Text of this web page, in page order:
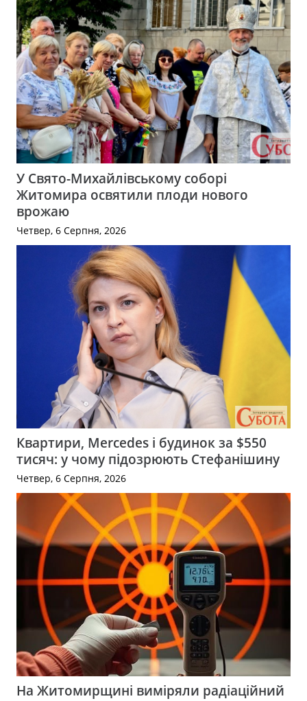
У Свято-Михайлівському соборі
Житомира освятили плоди нового
врожаю
Четвер, 6 Серпня, 2026
Квартири, Mercedes і будинок за $550
тисяч: у чому підозрюють Стефанішину
Четвер, 6 Серпня, 2026
На Житомирщині виміряли радіаційний